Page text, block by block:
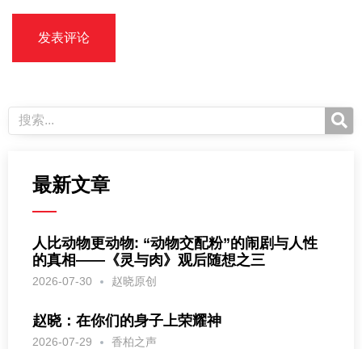
最新文章
人比动物更动物: “动物交配粉”的闹剧与人性
的真相——《灵与肉》观后随想之三
2026-07-30 赵晓原创
赵晓：在你们的身子上荣耀神
2026-07-29 香柏之声